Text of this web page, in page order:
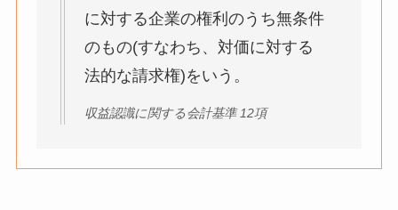
に対する企業の権利のうち無条件
のもの(すなわち、対価に対する
法的な請求権)をいう。
収益認識に関する会計基準 12項